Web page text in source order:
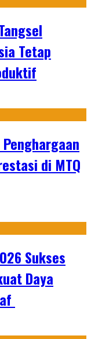
Tetap
di MTQ
Sukses
Daya